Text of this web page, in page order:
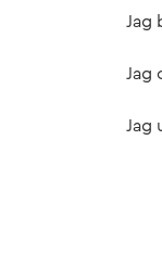
Jag
Jag
Jag